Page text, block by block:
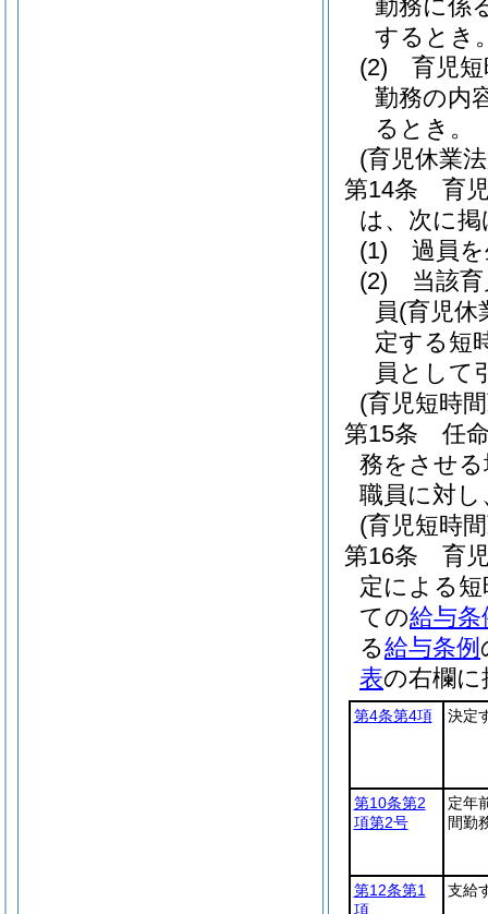
勤務に係
するとき
(2)
育児
勤務の内
るとき。
(育児休業
第14条
育
は、次に
(1)
過員
(2)
当該
員(育児休
定する短
員として
(育児短時
第15条
任
務をさせ
職員に対
(育児短時
第16条
育
定による
ての給与条
る給与条例
表の右欄
第4条第4項 決定
第10条第2
項第2号
定年
間勤
第12条第1
項
支給